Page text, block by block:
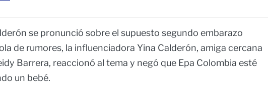
se pronunció sobre el supuesto segundo embarazo
de rumores, la influenciadora Yina Calderón, amiga cercana
Barrera, reaccionó al tema y negó que Epa Colombia esté
un bebé.